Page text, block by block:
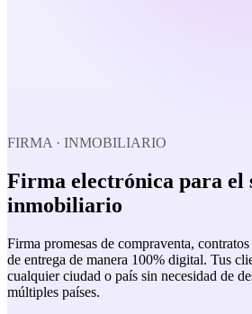
FIRMA · INMOBILIARIO
Firma electrónica para el
inmobiliario
Firma promesas de compraventa,
de entrega de manera 100% digital. Tus
cualquier ciudad o país sin necesidad de
múltiples países.